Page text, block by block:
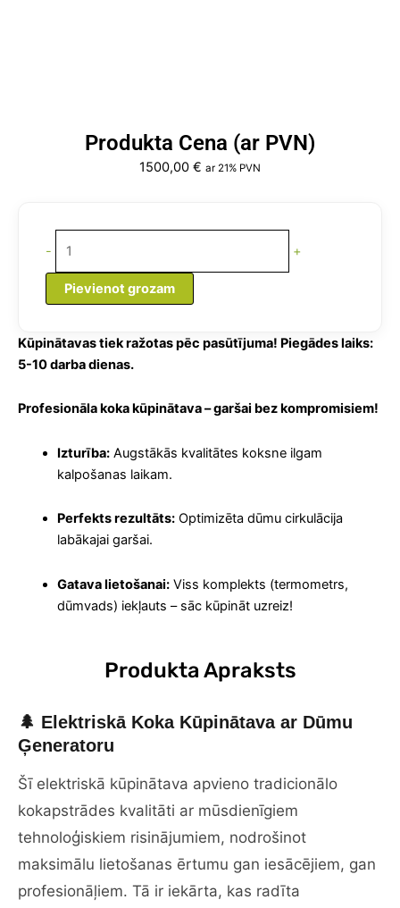
Produkta Cena (ar PVN)
1500,00 € ar 21% PVN
-
Elektriskā
dūmu
ģenerātoru
L
4,4
daudzums
+
Pievienot grozam
Kūpinātavas tiek ražotas pēc pasūtījuma! Piegādes laiks:
5-10 darba dienas.
Profesionāla koka kūpinātava – garšai bez kompromisiem!
Izturība:Augstākās kvalitātes koksne ilgam
kalpošanas laikam.
Perfekts rezultāts:Optimizēta dūmu cirkulācija
labākajai garšai.
Gatava lietošanai:Viss komplekts (termometrs,
dūmvads) iekļauts – sāc kūpināt uzreiz!
Produkta Apraksts
🌲 Elektriskā Koka Kūpinātava ar Dūmu
Ģeneratoru
Šī elektriskā kūpinātava apvieno tradicionālo
kokapstrādes kvalitāti ar mūsdienīgiem
tehnoloģiskiem risinājumiem, nodrošinot
maksimālu lietošanas ērtumu gan iesācējiem, gan
profesionāļiem. Tā ir iekārta, kas radīta